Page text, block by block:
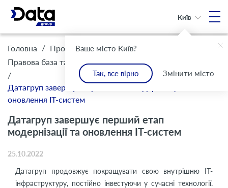
Ваше місто Київ?
Так, все вірно Змінити місто
Київ
Головна / Про Компанію /
Правова база та комплаєнс / Інформація для клієнтів
/
Датагруп завершує перший етап модернізації та
оновлення IT-систем
Датагруп завершує перший етап
модернізації та оновлення IT-систем
25.10.2022
Датагруп продовжує покращувати свою внутрішню IT-
інфраструктуру, постійно інвестуючи у сучасні технології.